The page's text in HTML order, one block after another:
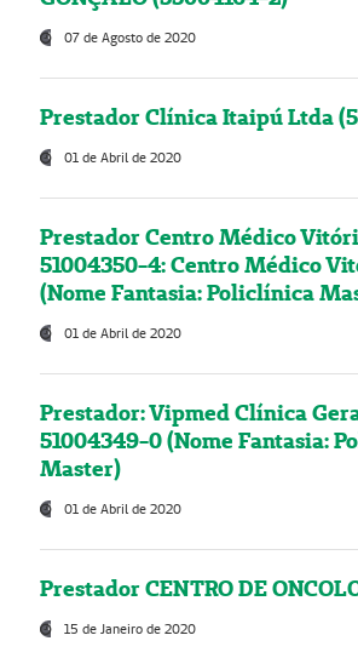
07 de Agosto de 2020
Prestador Clínica Itaipú Ltda
01 de Abril de 2020
Prestador Centro Médico
51004350-4: Centro Médico
(Nome Fantasia: Policlínica
01 de Abril de 2020
Prestador: Vipmed Clínica
51004349-0 (Nome Fantasia:
Master)
01 de Abril de 2020
Prestador CENTRO DE
15 de Janeiro de 2020